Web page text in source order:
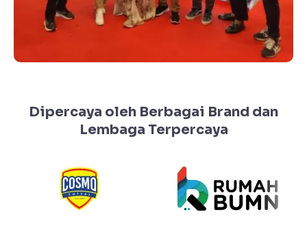
Dipercaya oleh Berbagai Brand dan
Lembaga Terpercaya